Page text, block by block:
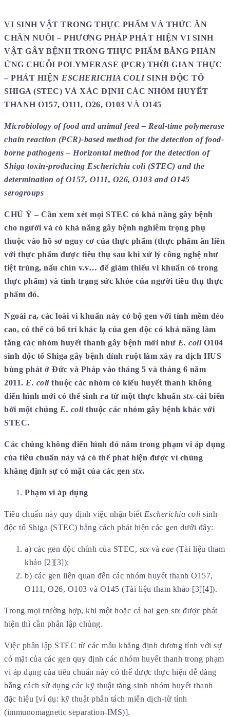
VI SINH VẬT TRONG THỰC PHẨM VÀ THỨC ĂN
CHĂN NUÔI – PHƯƠNG PHÁP PHÁT HIỆN VI SINH
VẬT GÂY BỆNH TRONG THỰC PHẨM BẰNG PHẢN
ỨNG CHUỖI POLYMERASE (PCR) THỜI GIAN THỰC
– PHÁT HIỆN ESCHERICHIA COLISINH ĐỘC TỐ
SHIGA (STEC) VÀ XÁC ĐỊNH CÁC NHÓM HUYẾT
THANH O157, O111, O26, O103 VÀ O145
Microbiology of food and animal feed – Real-time polymerase
chain reaction (PCR)-based method for the detection of food-
borne pathogens – Horizontal method for the detection of
Shiga toxin-producing Escherichia coli (STEC) and the
determination of O157, O111, O26, O103 and O145
serogroups
CHÚ Ý – Cần xem xét mọi STEC có khả năng gây bệnh
cho người và có khả năng gây bệnh nghiêm trọng phụ
thuộc vào hồ sơ nguy cơ của thực phẩm (thực phẩm ăn liền
với thực phẩm được tiêu thụ sau khi xử lý công nghệ như
tiệt trùng, nấu chín v.v… để giảm thiểu vi khuẩn có trong
thực phẩm) và tình trạng sức khỏe của người tiêu thụ thực
phẩm đó.
Ngoài ra, các loài vi khuẩn này có bộ gen với tính mềm dẻo
cao, có thể có bố trí khác lạ của gen độc có khả năng làm
tăng các nhóm huyết thanh gây bệnh mới như E. coliO104
sinh độc tố Shiga gây bệnh dính ruột làm xảy ra dịch HUS
bùng phát ở Đức và Pháp vào tháng 5 và tháng 6 năm
2011. E. colithuộc các nhóm có kiểu huyết thanh không
điển hình mới có thể sinh ra từ một thực khuẩn stx-cải biến
bởi một chủng E. colithuộc các nhóm gây bệnh khác với
STEC.
Các chủng không điển hình đó nằm trong phạm vi áp dụng
của tiêu chuẩn này và có thể phát hiện được vì chúng
khẳng định sự có mặt của các gen stx.
Phạm vi áp dụng
Tiêu chuẩn này quy định việc nhận biết Escherichia coli sinh
độc tố Shiga (STEC) bằng cách phát hiện các gen dưới đây:
a) các gen độc chính của STEC, stx và eae (Tài liệu tham
khảo [2][3]);
b) các gen liên quan đến các nhóm huyết thanh O157,
O111, O26, O103 và O145 (Tài liệu tham khảo [3][4]).
Trong mọi trường hợp, khi một hoặc cả hai gen stx được phát
hiện thì cần phân lập chủng.
Việc phân lập STEC từ các mẫu khẳng định dương tính với sự
có mặt của các gen quy định các nhóm huyết thanh trong phạm
vi áp dụng của tiêu chuẩn này có thể được thực hiện dễ dàng
bằng cách sử dụng các kỹ thuật tăng sinh nhóm huyết thanh
đặc hiệu [ví dụ: kỹ thuật phân tách miễn dịch-từ tính
(immunomagnetic separation-IMS)].